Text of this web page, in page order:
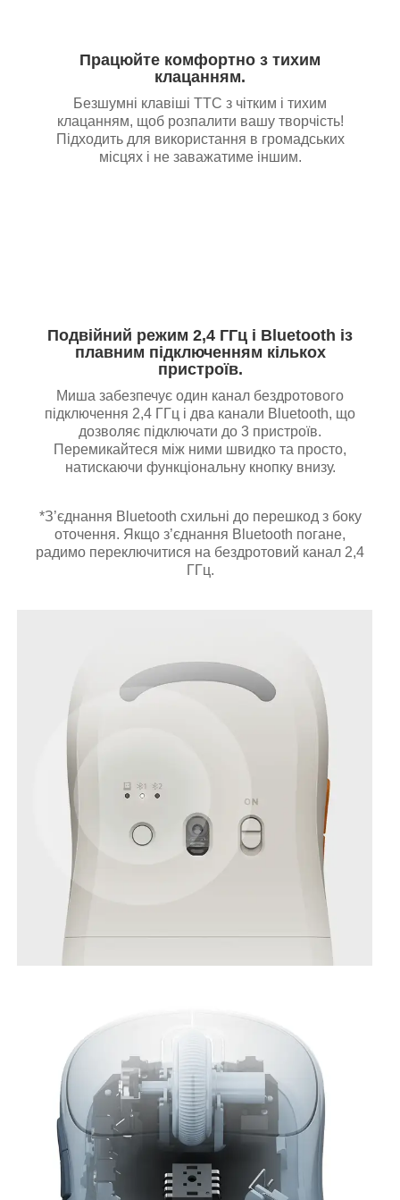
Працюйте комфортно з тихим
клацанням.
Безшумні клавіші TTC з чітким і тихим
клацанням, щоб розпалити вашу творчість!
Підходить для використання в громадських
місцях і не заважатиме іншим.
Подвійний режим 2,4 ГГц і Bluetooth із
плавним підключенням кількох
пристроїв.
Миша забезпечує один канал бездротового
підключення 2,4 ГГц і два канали Bluetooth, що
дозволяє підключати до 3 пристроїв.
Перемикайтеся між ними швидко та просто,
натискаючи функціональну кнопку внизу.
*З’єднання Bluetooth схильні до перешкод з боку
оточення. Якщо з’єднання Bluetooth погане,
радимо переключитися на бездротовий канал 2,4
ГГц.